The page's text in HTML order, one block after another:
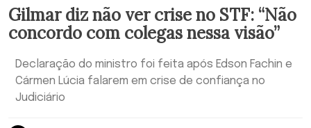
Gilmar diz não ver crise no STF: “Não
concordo com colegas nessa visão”
Declaração do ministro foi feita após Edson Fachin e
Cármen Lúcia falarem em crise de confiança no
Judiciário